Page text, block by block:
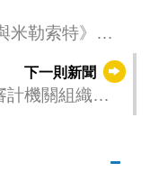
米勒索特》音
下一則新聞
計機關組織研